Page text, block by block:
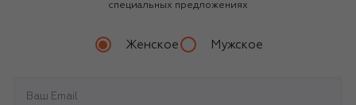
специальных предложениях
Женское Мужское